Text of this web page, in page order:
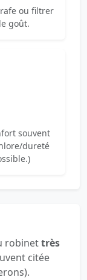
ou filtrer
goût.
souvent
dureté
robinettrès
citée